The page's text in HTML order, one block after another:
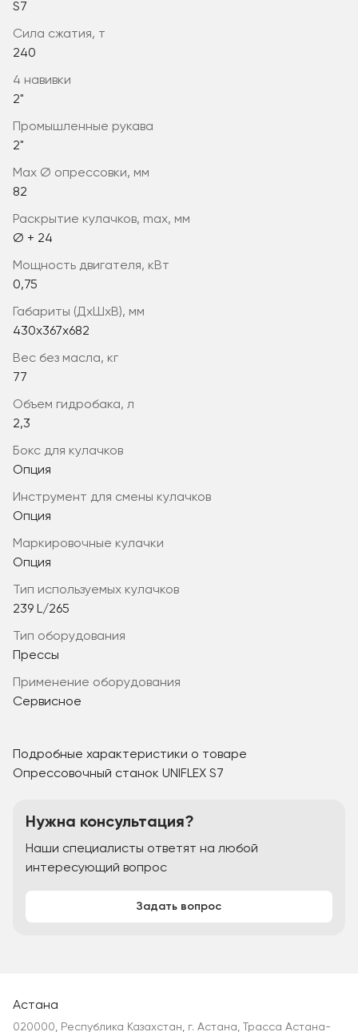
S7
сила сжатия, т
240
4 навивки
2"
промышленные рукава
2"
max Ø опрессовки, мм
82
раскрытие кулачков, max, мм
Ø + 24
мощность двигателя, кВт
0,75
габариты (ДхШхВ), мм
430x367x682
вес без масла, кг
77
объем гидробака, л
2,3
бокс для кулачков
Опция
инструмент для смены кулачков
Опция
маркировочные кулачки
Опция
тип используемых кулачков
239 L/265
Тип оборудования
Прессы
Применение оборудования
Сервисное
Подробные характеристики о товаре
Опрессовочный станок UNIFLEX S7
Нужна консультация?
Наши специалисты ответят на любой
интересующий вопрос
Задать вопрос
Астана
020000, Республика Казахстан, г. Астана, Трасса Астана-